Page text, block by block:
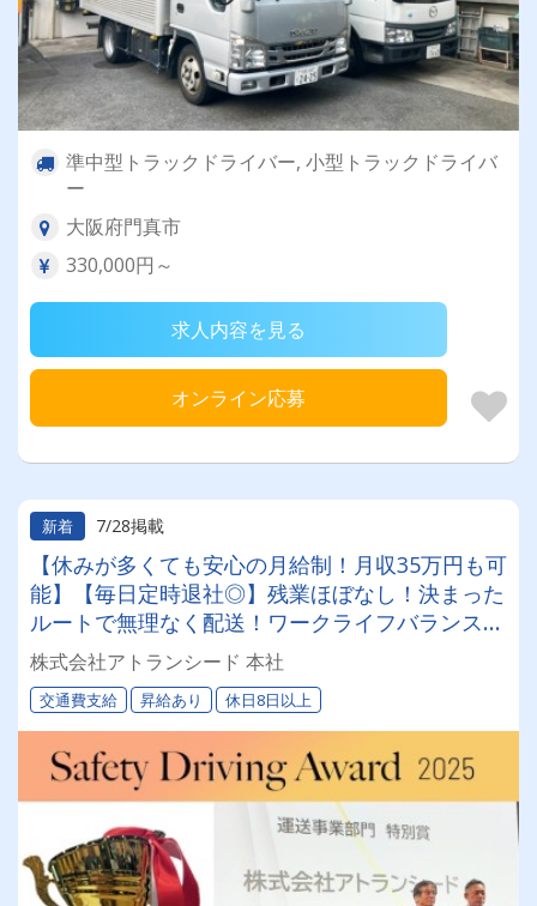
準中型トラックドライバー, 小型トラックドライバ
ー
大阪府門真市
330,000円～
求人内容を見る
オンライン応募
新着 7/28掲載
【休みが多くても安心の月給制！月収35万円も可
能】【毎日定時退社◎】残業ほぼなし！決まった
ルートで無理なく配送！ワークライフバランスを
重視するあなたに
株式会社アトランシード 本社
交通費支給 昇給あり 休日8日以上